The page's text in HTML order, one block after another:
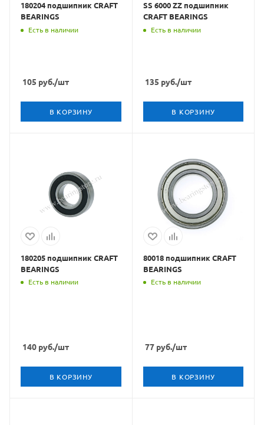
180204 подшипник CRAFT
BEARINGS
Есть в наличии
105 руб./шт
В КОРЗИНУ
SS 6000 ZZ подшипник
CRAFT BEARINGS
Есть в наличии
135 руб./шт
В КОРЗИНУ
180205 подшипник CRAFT
BEARINGS
Есть в наличии
140 руб./шт
В КОРЗИНУ
80018 подшипник CRAFT
BEARINGS
Есть в наличии
77руб./шт
В КОРЗИНУ